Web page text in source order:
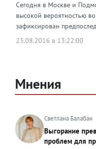
Сегодня в Москве и
высокой вероятностью
зафиксирован
23.08.2016 в 13:22:00
Мнения
Светлана Балабан
Выгорание
проблем для